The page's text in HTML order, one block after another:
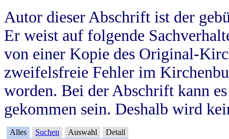
Autor dieser Abschrift ist der
Er weist auf folgende
von einer Kopie des Original-
zweifelsfreie Fehler im
worden. Bei der Abschrift kann
gekommen sein. Deshalb wird
Alles Suchen Auswahl Detail